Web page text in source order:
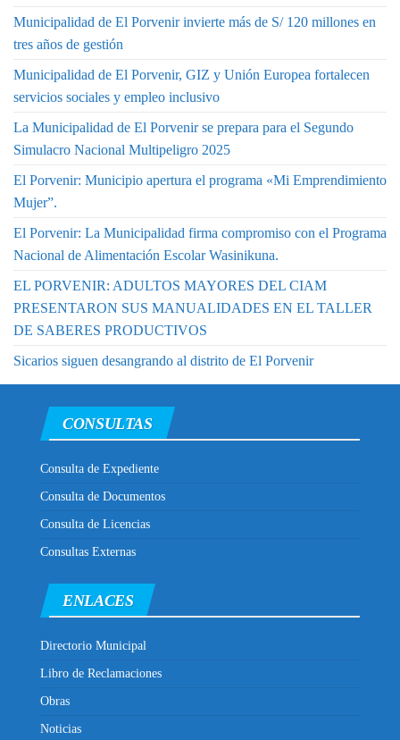
Municipalidad de El Porvenir invierte más de S/ 120 millones en
tres años de gestión
Municipalidad de El Porvenir, GIZ y Unión Europea fortalecen
servicios sociales y empleo inclusivo
La Municipalidad de El Porvenir se prepara para el Segundo
Simulacro Nacional Multipeligro 2025
El Porvenir: Municipio apertura el programa «Mi Emprendimiento
Mujer”.
El Porvenir: La Municipalidad firma compromiso con el Programa
Nacional de Alimentación Escolar Wasinikuna.
EL PORVENIR: ADULTOS MAYORES DEL CIAM
PRESENTARON SUS MANUALIDADES EN EL TALLER
DE SABERES PRODUCTIVOS
Sicarios siguen desangrando al distrito de El Porvenir
CONSULTAS
Consulta de Expediente
Consulta de Documentos
Consulta de Licencias
Consultas Externas
ENLACES
Directorio Municipal
Libro de Reclamaciones
Obras
Noticias